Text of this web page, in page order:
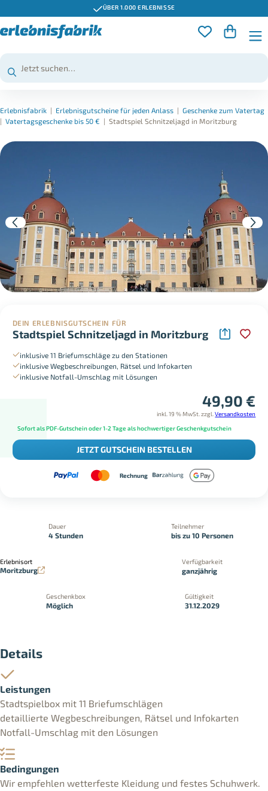
ÜBER 1.000 ERLEBNISSE
Erlebnisfabrik | Erlebnisgutscheine für jeden Anlass | Geschenke zum Vatertag
| Vatertagsgeschenke bis 50 € | Stadtspiel Schnitzeljagd in Moritzburg
DEIN ERLEBNISGUTSCHEIN FÜR
Stadtspiel Schnitzeljagd in Moritzburg
inklusive 11 Briefumschläge zu den Stationen
inklusive Wegbeschreibungen, Rätsel und Infokarten
inklusive Notfall-Umschlag mit Lösungen
49,90 €
inkl. 19 % MwSt. zzgl.Versandkosten
Sofort als PDF-Gutschein oder 1-2 Tage als hochwertiger Geschenkgutschein
JETZT GUTSCHEIN BESTELLEN
Rechnung
Dauer
4 Stunden
Teilnehmer
bis zu 10 Personen
Erlebnisort
Moritzburg
Verfügbarkeit
ganzjährig
Geschenkbox
Möglich
Gültigkeit
31.12.2029
Details
Leistungen
Stadtspielbox mit 11 Briefumschlägen
detaillierte Wegbeschreibungen, Rätsel und Infokarten
Notfall-Umschlag mit den Lösungen
Bedingungen
Wir empfehlen wetterfeste Kleidung und festes Schuhwerk.